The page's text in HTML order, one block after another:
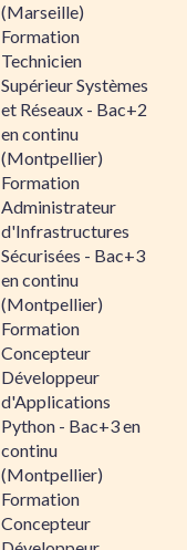
(Marseille)
Formation
Technicien
Supérieur Systèmes
et Réseaux - Bac+2
en continu
(Montpellier)
Formation
Administrateur
d'Infrastructures
Sécurisées - Bac+3
en continu
(Montpellier)
Formation
Concepteur
Développeur
d'Applications
Python - Bac+3 en
continu
(Montpellier)
Formation
Concepteur